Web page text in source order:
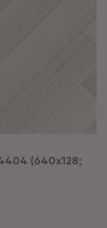
(640х128;